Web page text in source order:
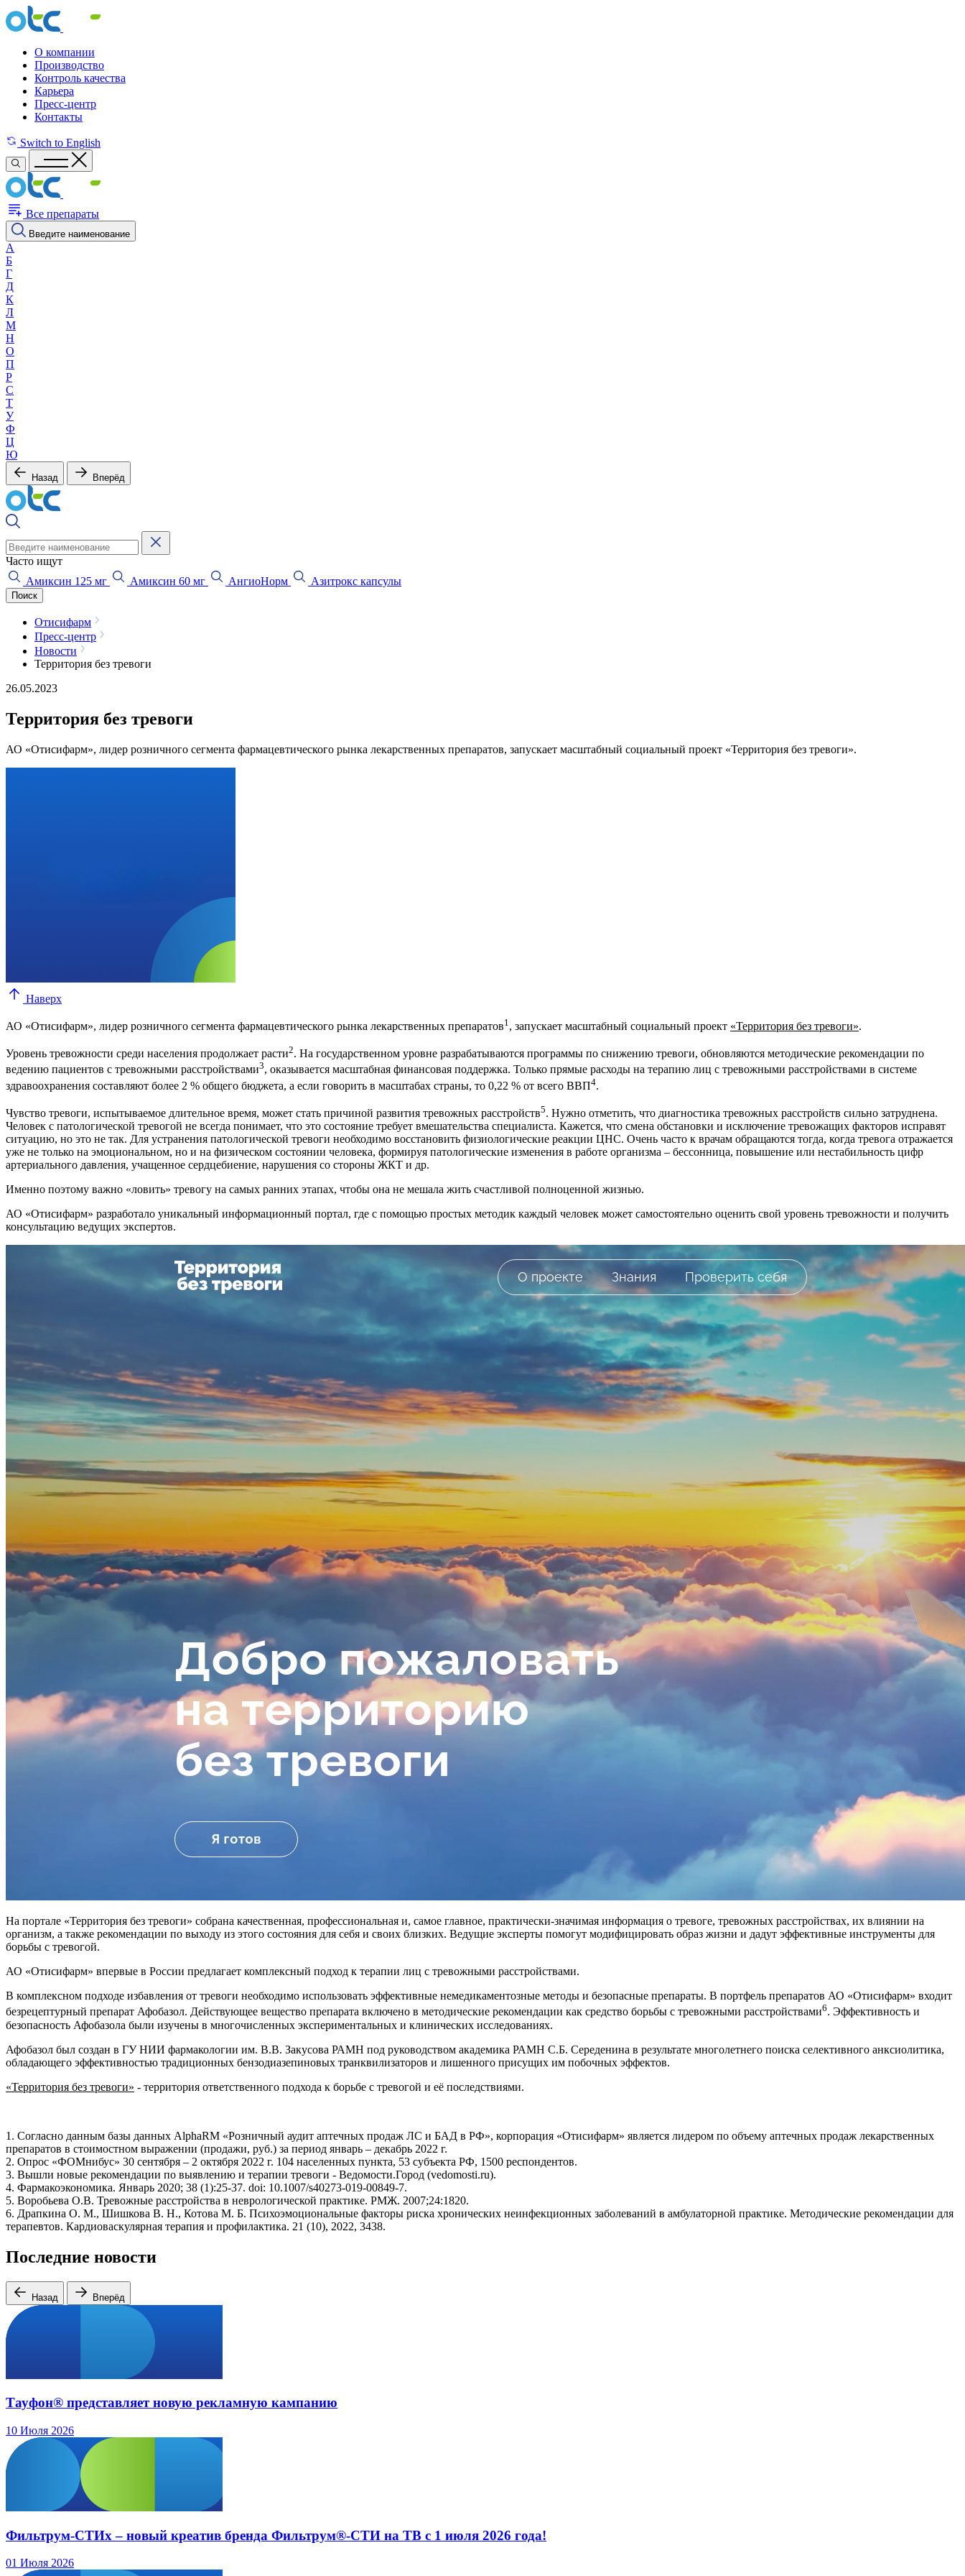
О компании
Производство
Контроль качества
Карьера
Пресс-центр
Контакты
Switch to English
Все препараты
Введите наименование
А
Б
Г
Д
К
Л
М
Н
О
П
Р
С
Т
У
Ф
Ц
Ю
Назад Вперёд
Часто ищут
Амиксин 125 мг
Амиксин 60 мг АнгиоНорм Азитрокс капсулы
Поиск
Отисифарм
Пресс-центр
Новости
Территория без тревоги
26.05.2023
Территория без тревоги
АО «Отисифарм», лидер розничного сегмента фармацевтического рынка лекарственных препаратов, запускает масштабный социальный проект «Территория без тревоги».
Наверх
АО «Отисифарм», лидер розничного сегмента фармацевтического рынка лекарственных препаратов1 , запускает масштабный социальный проект «Территория без тревоги».
Уровень тревожности среди населения продолжает расти2. На государственном уровне разрабатываются программы по снижению тревоги, обновляются методические рекомендации по
ведению пациентов с тревожными расстройствами3, оказывается масштабная финансовая поддержка. Только прямые расходы на терапию лиц с тревожными расстройствами в системе
здравоохранения составляют более 2 % общего бюджета, а если говорить в масштабах страны, то 0,22 % от всего ВВП4.
Чувство тревоги, испытываемое длительное время, может стать причиной развития тревожных расстройств5. Нужно отметить, что диагностика тревожных расстройств сильно затруднена.
Человек с патологической тревогой не всегда понимает, что это состояние требует вмешательства специалиста. Кажется, что смена обстановки и исключение тревожащих факторов исправят
ситуацию, но это не так. Для устранения патологической тревоги необходимо восстановить физиологические реакции ЦНС. Очень часто к врачам обращаются тогда, когда тревога отражается
уже не только на эмоциональном, но и на физическом состоянии человека, формируя патологические изменения в работе организма – бессонница, повышение или нестабильность цифр
артериального давления, учащенное сердцебиение, нарушения со стороны ЖКТ и др.
Именно поэтому важно «ловить» тревогу на самых ранних этапах, чтобы она не мешала жить счастливой полноценной жизнью.
АО «Отисифарм» разработало уникальный информационный портал, где с помощью простых методик каждый человек может самостоятельно оценить свой уровень тревожности и получить
консультацию ведущих экспертов.
На портале «Территория без тревоги» собрана качественная, профессиональная и, самое главное, практически-значимая информация о тревоге, тревожных расстройствах, их влиянии на
организм, а также рекомендации по выходу из этого состояния для себя и своих близких. Ведущие эксперты помогут модифицировать образ жизни и дадут эффективные инструменты для
борьбы с тревогой.
АО «Отисифарм» впервые в России предлагает комплексный подход к терапии лиц с тревожными расстройствами.
В комплексном подходе избавления от тревоги необходимо использовать эффективные немедикаментозные методы и безопасные препараты. В портфель препаратов АО «Отисифарм» входит
безрецептурный препарат Афобазол. Действующее вещество препарата включено в методические рекомендации как средство борьбы с тревожными расстройствами6. Эффективность и
безопасность Афобазола были изучены в многочисленных экспериментальных и клинических исследованиях.
Афобазол был создан в ГУ НИИ фармакологии им. В.В. Закусова РАМН под руководством академика РАМН С.Б. Середенина в результате многолетнего поиска селективного анксиолитика,
обладающего эффективностью традиционных бензодиазепиновых транквилизаторов и лишенного присущих им побочных эффектов.
«Территория без тревоги» - территория ответственного подхода к борьбе с тревогой и её последствиями.
1. Согласно данным базы данных AlphaRM «Розничный аудит аптечных продаж ЛС и БАД в РФ», корпорация «Отисифарм» является лидером по объему аптечных продаж лекарственных
препаратов в стоимостном выражении (продажи, руб.) за период январь – декабрь 2022 г.
2. Опрос «ФОМнибус» 30 сентября – 2 октября 2022 г. 104 населенных пункта, 53 субъекта РФ, 1500 респондентов.
3. Вышли новые рекомендации по выявлению и терапии тревоги - Ведомости.Город (vedomosti.ru).
4. Фармакоэкономика. Январь 2020; 38 (1):25-37. doi: 10.1007/s40273-019-00849-7.
5. Воробьева О.В. Тревожные расстройства в неврологической практике. РМЖ. 2007;24:1820.
6. Драпкина О. М., Шишкова В. Н., Котова М. Б. Психоэмоциональные факторы риска хронических неинфекционных заболеваний в амбулаторной практике. Методические рекомендации для
терапевтов. Кардиоваскулярная терапия и профилактика. 21 (10), 2022, 3438.
Последние новости
Назад Вперёд
Тауфон® представляет новую рекламную кампанию
10 Июля 2026
Фильтрум-СТИх – новый креатив бренда Фильтрум®-СТИ на ТВ с 1 июля 2026 года!
01 Июля 2026